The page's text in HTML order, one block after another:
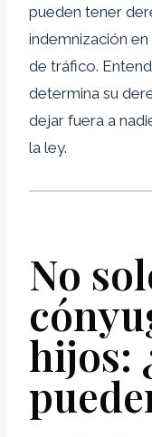
pueden tener
indemnización
de tráfico.
determina su
dejar fuera a
la ley.
No
hijos: